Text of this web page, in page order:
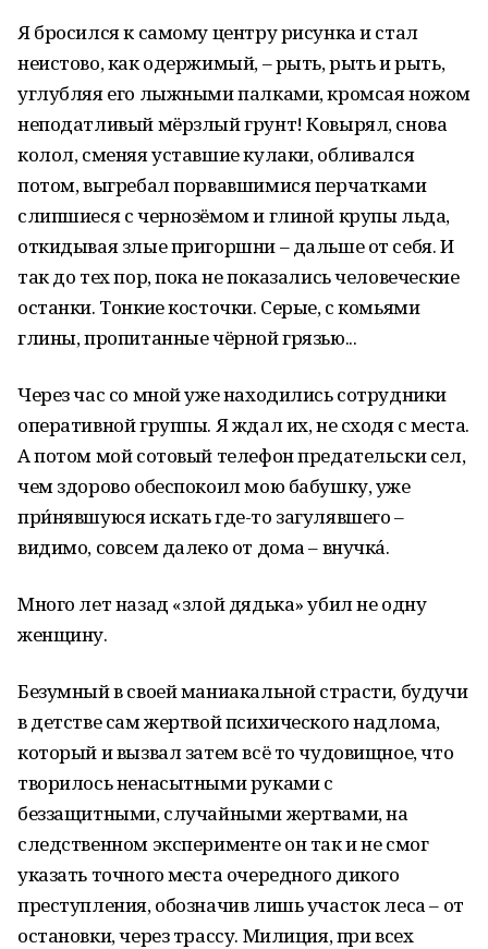
Я бросился к самому центру рисунка и стал
неистово, как одержимый, – рыть, рыть и рыть,
углубляя его лыжными палками, кромсая ножом
неподатливый мёрзлый грунт! Ковырял, снова
колол, сменяя уставшие кулаки, обливался
потом, выгребал порвавшимися перчатками
слипшиеся с чернозёмом и глиной крупы льда,
откидывая злые пригоршни – дальше от себя. И
так до тех пор, пока не показались человеческие
останки. Тонкие косточки. Серые, с комьями
глины, пропитанные чёрной грязью...
Через час со мной уже находились сотрудники
оперативной группы. Я ждал их, не сходя с места.
А потом мой сотовый телефон предательски сел,
чем здорово обеспокоил мою бабушку, уже
при́нявшуюся искать где-то загулявшего –
видимо, совсем далеко от дома – внучка́.
Много лет назад «злой дядька» убил не одну
женщину.
Безумный в своей маниакальной страсти, будучи
в детстве сам жертвой психического надлома,
который и вызвал затем всё то чудовищное, что
творилось ненасытными руками с
беззащитными, случайными жертвами, на
следственном эксперименте он так и не смог
указать точного места очередного дикого
преступления, обозначив лишь участок леса – от
остановки, через трассу. Милиция, при всех